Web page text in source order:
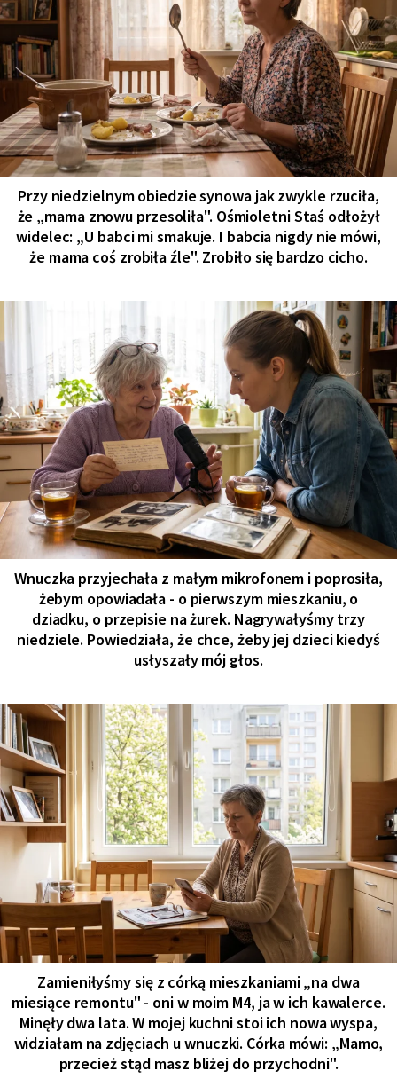
Przy niedzielnym obiedzie synowa jak zwykle rzuciła,
że „mama znowu przesoliła". Ośmioletni Staś odłożył
widelec: „U babci mi smakuje. I babcia nigdy nie mówi,
że mama coś zrobiła źle". Zrobiło się bardzo cicho.
Wnuczka przyjechała z małym mikrofonem i poprosiła,
żebym opowiadała - o pierwszym mieszkaniu, o
dziadku, o przepisie na żurek. Nagrywałyśmy trzy
niedziele. Powiedziała, że chce, żeby jej dzieci kiedyś
usłyszały mój głos.
Zamieniłyśmy się z córką mieszkaniami „na dwa
miesiące remontu" - oni w moim M4, ja w ich kawalerce.
Minęły dwa lata. W mojej kuchni stoi ich nowa wyspa,
widziałam na zdjęciach u wnuczki. Córka mówi: „Mamo,
przecież stąd masz bliżej do przychodni".